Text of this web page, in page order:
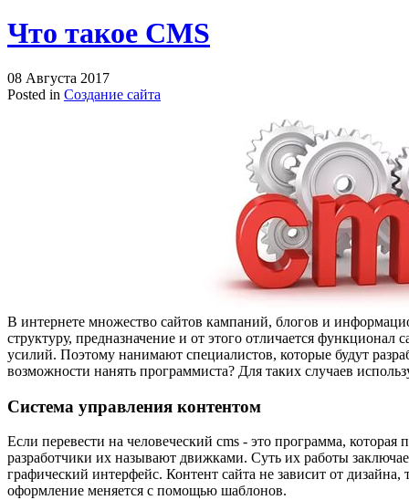
Что такое CMS
08 Августа 2017
Posted in Создание сайта
В интернете множество сайтов кампаний, блогов и
структуру, предназначение и от этого отличается функционал
усилий. Поэтому нанимают специалистов, которые будут
возможности нанять программиста? Для таких случаев
Система управления контентом
Если перевести на человеческий cms - это программа,
разработчики их называют движками. Суть их работы
графический интерфейс. Контент сайта не зависит от
оформление меняется с помощью шаблонов.